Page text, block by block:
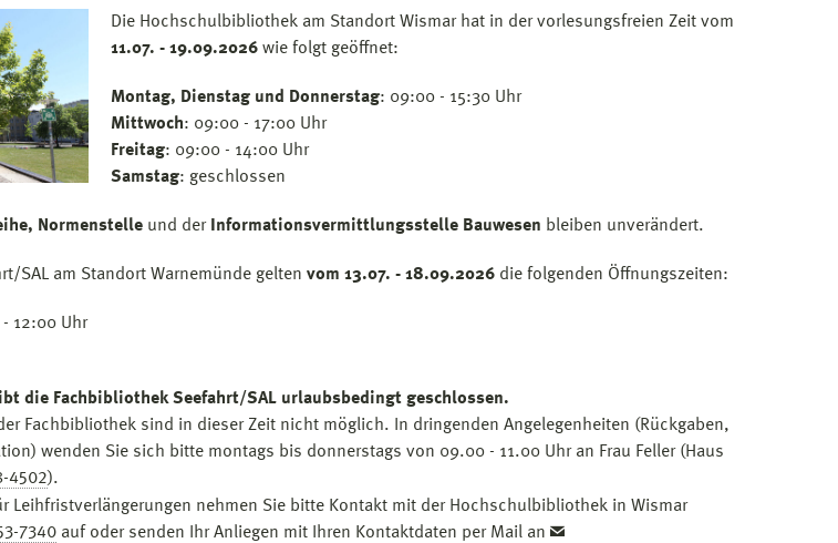
Die Hochschulbibliothek am Standort Wismar hat in der vorlesungsfreien Zeit vom
11.07. - 19.09.2026wie folgt geöffnet:
Montag, Dienstag und Donnerstag: 09:00 - 15:30 Uhr
Mittwoch: 09:00 - 17:00 Uhr
Freitag: 09:00 - 14:00 Uhr
Samstag: geschlossen
Normenstelle und der Informationsvermittlungsstelle Bauwesen bleiben unverändert.
SAL am Standort Warnemünde gelten vom 13.07. - 18.09.2026 die folgenden Öffnungszeiten:
12:00 Uhr
die Fachbibliothek Seefahrt/SAL urlaubsbedingt geschlossen.
Fachbibliothek sind in dieser Zeit nicht möglich. In dringenden Angelegenheiten (Rückgaben,
wenden Sie sich bitte montags bis donnerstags von 09.00 - 11.00 Uhr an Frau Feller (Haus
4502).
Leihfristverlängerungen nehmen Sie bitte Kontakt mit der Hochschulbibliothek in Wismar
7340 auf oder senden Ihr Anliegen mit Ihren Kontaktdaten per Mail an